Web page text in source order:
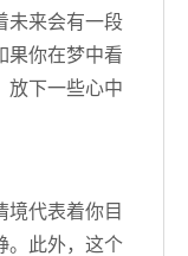
未来会有一段
果你在梦中看
放下一些心中
境代表着你目
。此外，这个